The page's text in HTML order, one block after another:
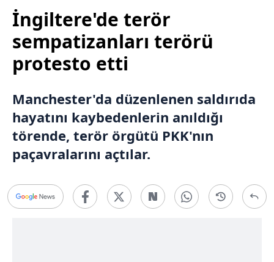
İngiltere'de terör
sempatizanları terörü
protesto etti
Manchester'da düzenlenen saldırıda
hayatını kaybedenlerin anıldığı
törende, terör örgütü PKK'nın
paçavralarını açtılar.